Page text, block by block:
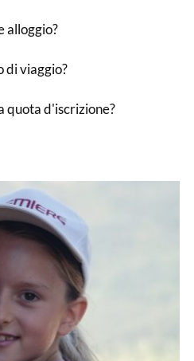
alloggio?
di viaggio?
quota d'iscrizione?